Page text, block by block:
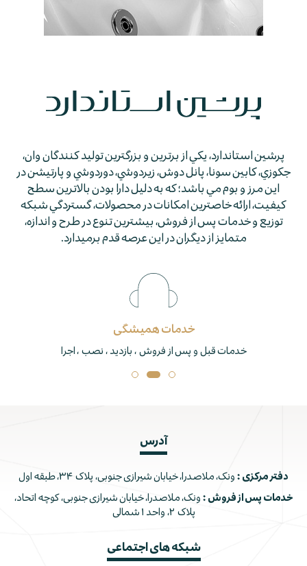
پرشين استاندارد، يكي از برترين و بزرگترين توليد كنندگان وان،
جكوزي، كابين سونا، پانل دوش، زيردوشي، دوردوشي و پارتيشن در
اين مرز و بوم مي باشد؛ كه به دليل دارا بودن بالاترين سطح
كيفيت، ارائه خاصترين امكانات در محصولات، گستردگي شبكه
توزيع و خدمات پس از فروش، بيشترين تنوع در طرح و اندازه،
متمايز از ديگران در اين عرصه قدم برمي­دارد.
خدمات همیشگی
خدمات قبل و پس از فروش ، بازدید ، نصب ، اجرا
آدرس
دفتر مرکزی : ونک، ملاصدرا، خیابان شیرازی جنوبی، پلاک ۳۴، طبقه اول
خدمات پس از فروش : ونک، ملاصدرا، خیابان شیرازی جنوبی، کوچه اتحاد،
پلاک ۲، واحد ۱ شمالی
شبکه های اجتماعی